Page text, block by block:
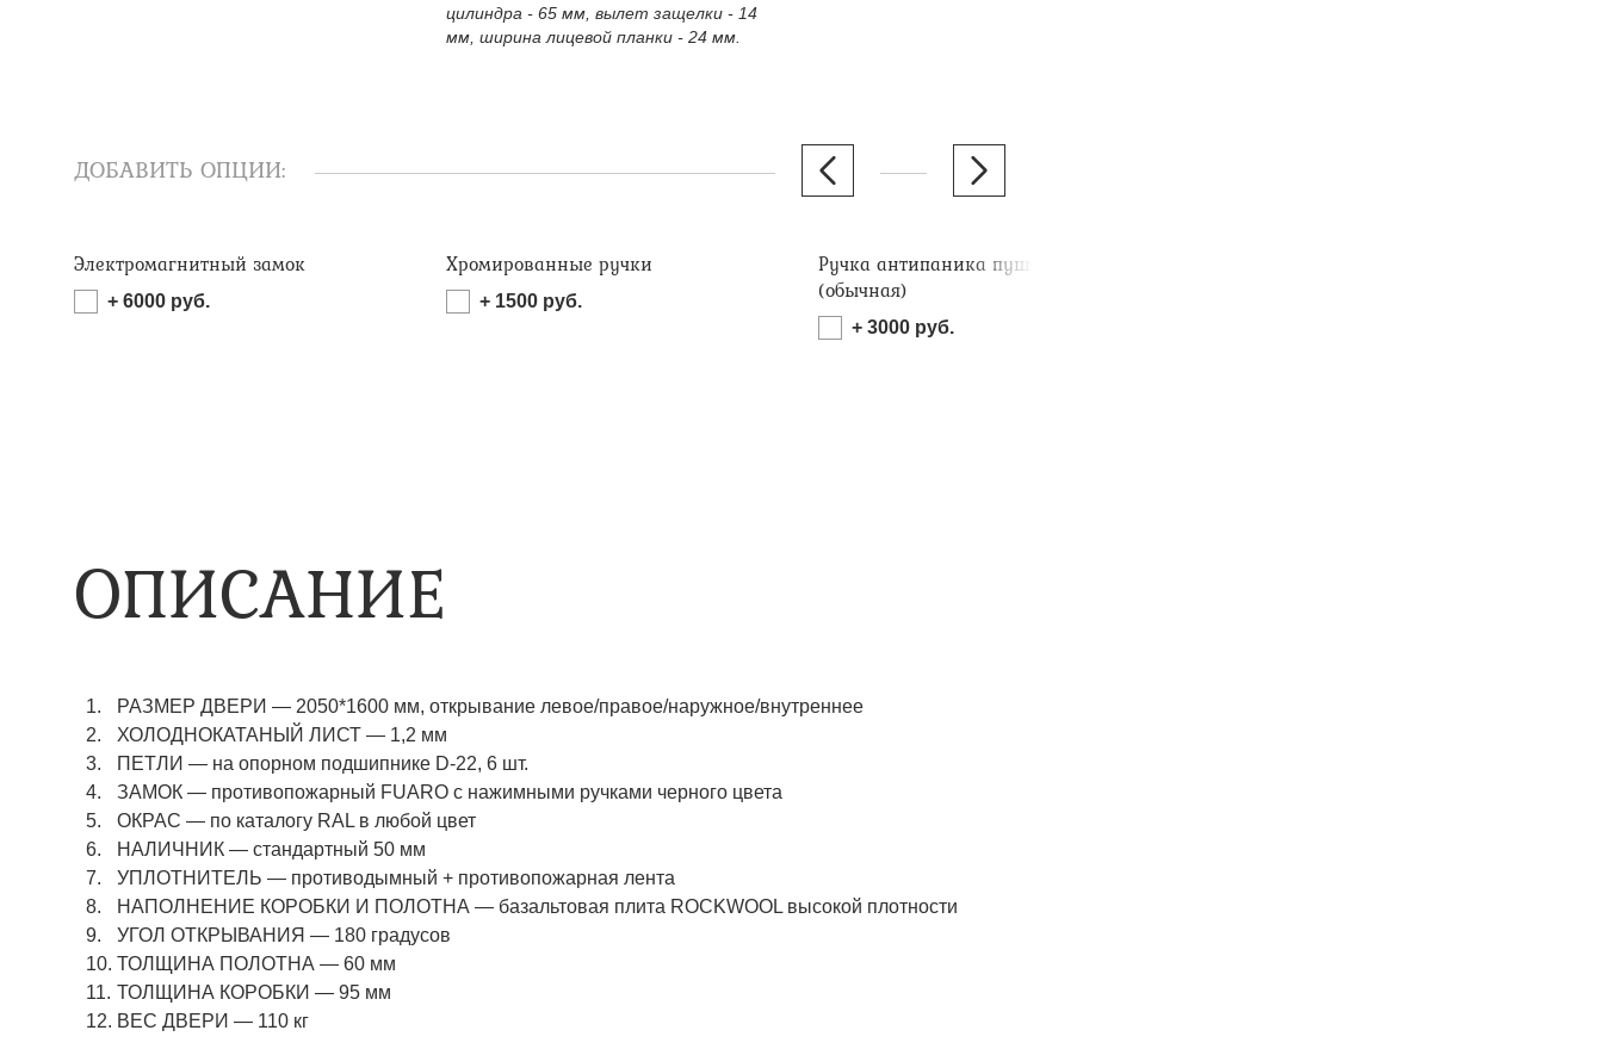
цилиндра - 65 мм, вылет защелки - 14
мм, ширина лицевой планки - 24 мм.
ДОБАВИТЬ ОПЦИИ:
Электромагнитный замок
+ 6000 руб.
Хромированные ручки
+ 1500 руб.
Ручка антипаника пушбар
(обычная)
+ 3000 руб.
ОПИСАНИЕ
РАЗМЕР ДВЕРИ — 2050*1600 мм, открывание левое/правое/наружное/внутреннее
ХОЛОДНОКАТАНЫЙ ЛИСТ — 1,2 мм
ПЕТЛИ — на опорном подшипнике D-22, 6 шт.
ЗАМОК — противопожарный FUARO с нажимными ручками черного цвета
ОКРАС — по каталогу RAL в любой цвет​​​​​​​
НАЛИЧНИК — стандартный 50 мм
УПЛОТНИТЕЛЬ — противодымный + противопожарная лента
НАПОЛНЕНИЕ КОРОБКИ И ПОЛОТНА — базальтовая плита ROCKWOOL высокой плотности
УГОЛ ОТКРЫВАНИЯ — 180 градусов
ТОЛЩИНА ПОЛОТНА — 60 мм
ТОЛЩИНА КОРОБКИ — 95 мм
ВЕС ДВЕРИ — 110 кг